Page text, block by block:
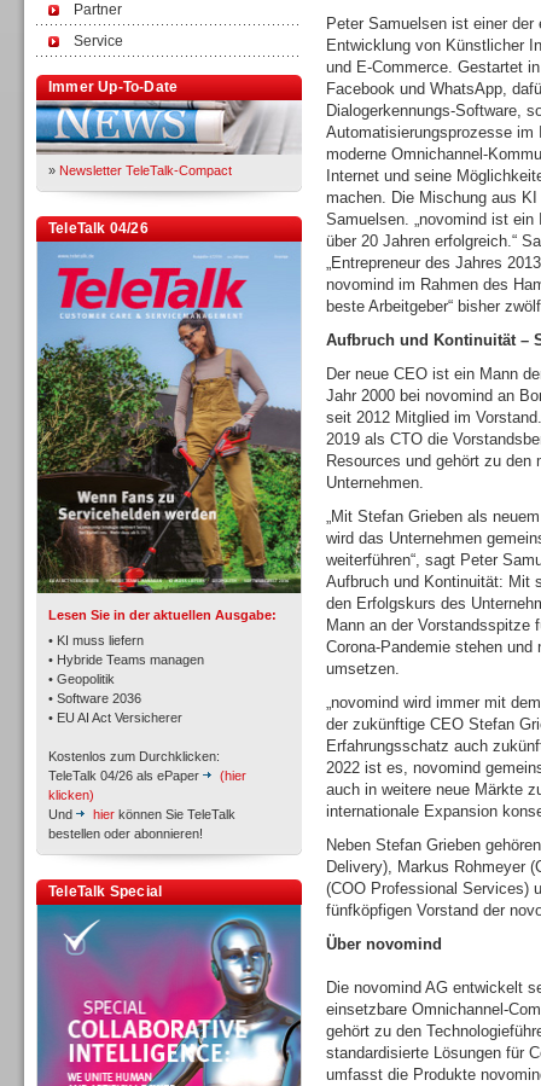
Partner
Service
Immer Up-To-Date
» Newsletter TeleTalk-Compact
TeleTalk 04/26
Lesen Sie in der aktuellen Ausgabe:
• KI muss liefern
• Hybride Teams managen
• Geopolitik
• Software 2036
• EU AI Act Versicherer
Kostenlos zum Durchklicken:
TeleTalk 04/26 als ePaper
(hier
klicken)
Und
hier können Sie TeleTalk
bestellen oder abonnieren!
TeleTalk Special
TK- und ACD-Systeme
Workforce-Management
Personal
Peter Samuelsen ist einer
Entwicklung von Künstlicher
und E-Commerce. Gestartet
Facebook und WhatsApp,
Dialogerkennungs-Software,
Automatisierungsprozesse im
moderne Omnichannel-
Internet und seine
machen. Die Mischung aus
Samuelsen. „novomind ist
über 20 Jahren erfolgreich.“
„Entrepreneur des Jahres
novomind im Rahmen des
beste Arbeitgeber“ bisher
Aufbruch und Kontinuität –
Der neue CEO ist ein Mann
Jahr 2000 bei novomind an
seit 2012 Mitglied im
2019 als CTO die
Resources und gehört zu
Unternehmen.
„Mit Stefan Grieben als
wird das Unternehmen
weiterführen“, sagt Peter
Aufbruch und Kontinuität: Mit
den Erfolgskurs des
Mann an der Vorstandsspitze
Corona-Pandemie stehen und
umsetzen.
„novomind wird immer mit
der zukünftige CEO Stefan
Erfahrungsschatz auch
2022 ist es, novomind
auch in weitere neue Märkte
internationale Expansion
Neben Stefan Grieben
Delivery), Markus Rohmeyer
(COO Professional Services)
fünfköpfigen Vorstand der
Über novomind
Die novomind AG entwickelt
einsetzbare Omnichannel-
gehört zu den
standardisierte Lösungen für
umfasst die Produkte